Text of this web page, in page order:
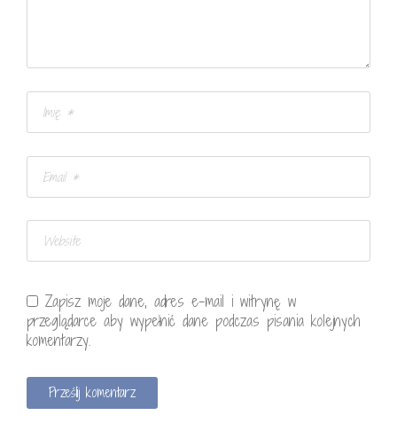
Zapisz moje dane, adres e-mail i witrynę w
przeglądarce aby wypełnić dane podczas pisania kolejnych
komentarzy.